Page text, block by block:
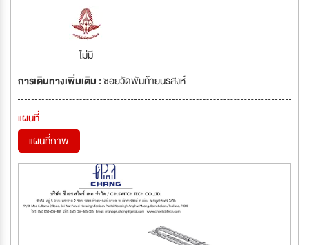
ไม่มี
การเดินทางเพิ่มเติม :ซอยวัดพันท้ายนรสิงห์
แผนที่
แผนที่ภาพ